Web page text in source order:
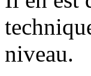
niveau.